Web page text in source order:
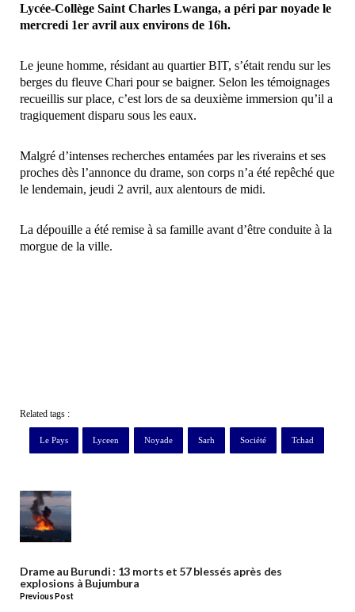
Lycée-Collège Saint Charles Lwanga, a péri par noyade le
mercredi 1er avril aux environs de 16h.
Le jeune homme, résidant au quartier BIT, s’était rendu sur les
berges du fleuve Chari pour se baigner. Selon les témoignages
recueillis sur place, c’est lors de sa deuxième immersion qu’il a
tragiquement disparu sous les eaux.
Malgré d’intenses recherches entamées par les riverains et ses
proches dès l’annonce du drame, son corps n’a été repêché que
le lendemain, jeudi 2 avril, aux alentours de midi.
La dépouille a été remise à sa famille avant d’être conduite à la
morgue de la ville.
Related tags :
Le Pays Lyceen Noyade Sarh Société Tchad
Drame au Burundi : 13 morts et 57 blessés après des
explosions à Bujumbura
Previous Post